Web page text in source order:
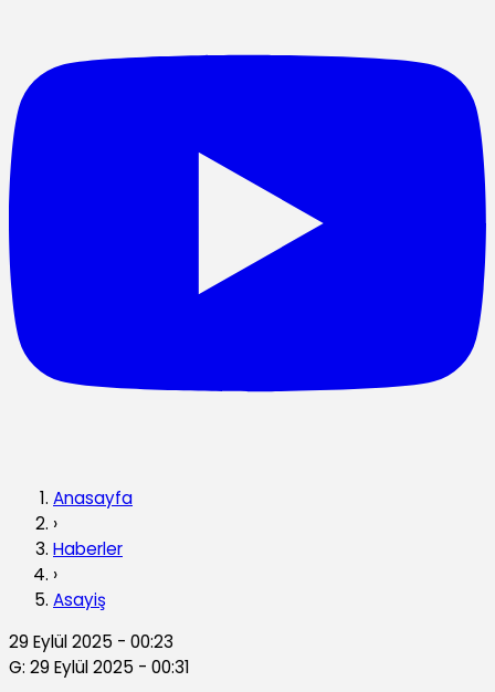
Anasayfa
›
Haberler
›
Asayiş
29 Eylül 2025 - 00:23
G: 29 Eylül 2025 - 00:31